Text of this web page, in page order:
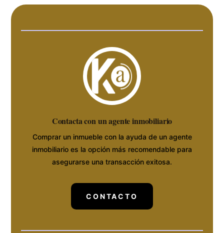
Contacta con un agente inmobiliario
Comprar un inmueble con la ayuda de un agente
inmobiliario es la opción más recomendable para
asegurarse una transacción exitosa.
CONTACTO